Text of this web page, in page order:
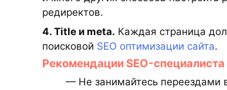
редиректов.
4. Title и meta. Каждая страница
поисковой SEO оптимизации сайта.
Рекомендации SEO-
— Не занимайтесь переездами